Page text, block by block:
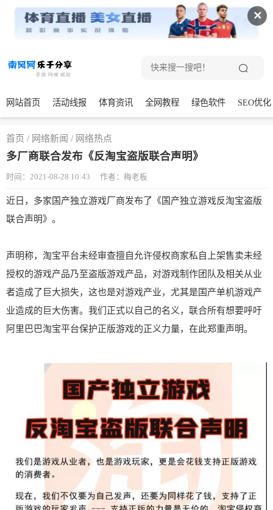
✕
网站首页 活动线报 体育资讯 全网教程 绿色软件 SEO优化
首页 / 网络新闻 / 网络热点
多厂商联合发布《反淘宝盗版联合声明》
时间：2021-08-28 10:43 作者：梅老板
近日，多家国产独立游戏厂商发布了《国产独立游戏反淘宝盗版
联合声明》。
声明称，淘宝平台未经审查擅自允许侵权商家私自上架售卖未经
授权的游戏产品乃至盗版游戏产品，对游戏制作团队及相关从业
者造成了巨大损失，这也是对游戏产业，尤其是国产单机游戏产
业造成的巨大伤害。我们正式以自己的名义，联合所有想要呼吁
阿里巴巴淘宝平台保护正版游戏的正义力量，在此郑重声明。